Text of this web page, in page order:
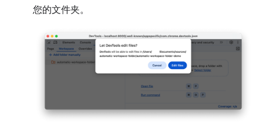
您的文件夹。